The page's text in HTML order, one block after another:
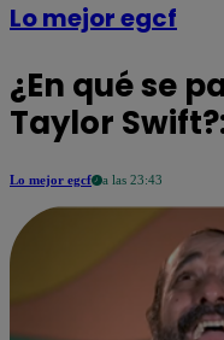
Lo mejor egcf
¿En qué se
Taylor
Lo mejor egcf a las 23:43